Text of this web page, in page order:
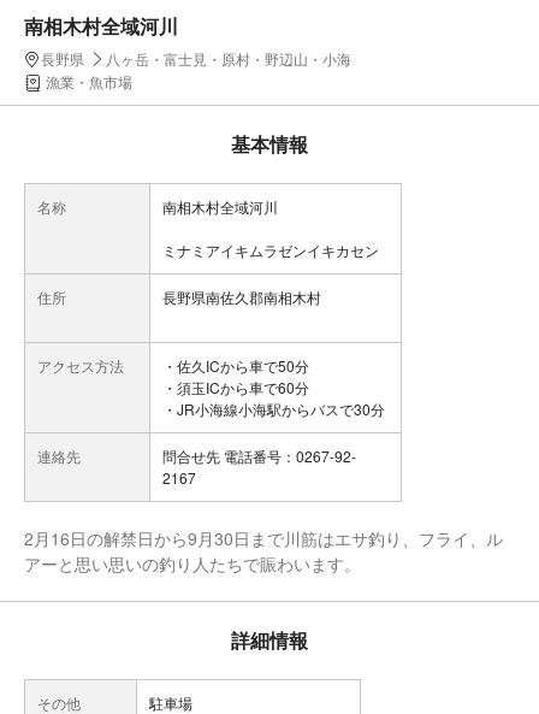
南相木村全域河川
長野県
八ヶ岳・富士見・原村・野辺山・小海
漁業・魚市場
基本情報
名称 南相木村全域河川
ミナミアイキムラゼンイキカセン
住所 長野県南佐久郡南相木村
アクセス方法
・佐久ICから車で50分
・須玉ICから車で60分
・JR小海線小海駅からバスで30分
連絡先
問合せ先 電話番号：0267-92-
2167
2月16日の解禁日から9月30日まで川筋はエサ釣り、フライ、ル
アーと思い思いの釣り人たちで賑わいます。
詳細情報
その他 駐車場